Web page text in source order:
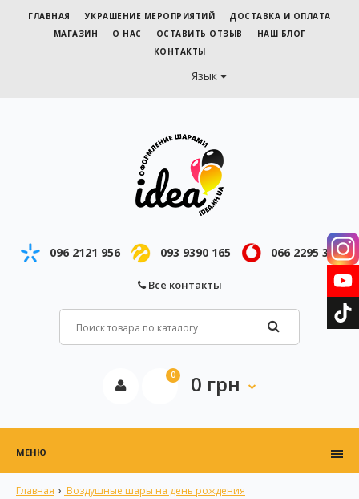
ГЛАВНАЯ УКРАШЕНИЕ МЕРОПРИЯТИЙ
ДОСТАВКА И ОПЛАТА
МАГАЗИН
О НАС ОСТАВИТЬ ОТЗЫВ
НАШ БЛОГ
КОНТАКТЫ
Язык
096 2121 956 093 9390 165 066 2295 343
Все контакты
0 0 грн
МЕНЮ
Главная
Воздушные шары на день рождения